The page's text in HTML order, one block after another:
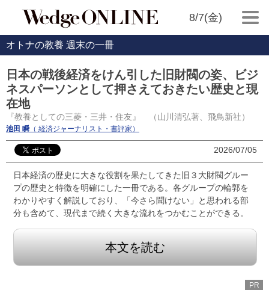
8/7(金)
オトナの教養 週末の一冊
日本の戦後経済をけん引した旧財閥の姿、ビジ
ネスパーソンとして押さえておきたい歴史と現
在地
『教養としての三菱・三井・住友』 （山川清弘著、飛鳥新社）
池田 瞬 （ 経済ジャーナリスト・書評家）
2026/07/05
日本経済の歴史に大きな役割を果たしてきた旧３大財閥グルー
プの歴史と特徴を明確にした一冊である。各グループの輪郭を
わかりやすく解説しており、「今さら聞けない」と思われる部
分も含めて、現代まで続く大きな流れをつかむことができる。
本文を読む
PR